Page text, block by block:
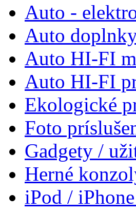
Auto -
Auto
Auto HI-FI
Auto HI-FI
Ekologické
Foto
Gadgety /
Herné
iPod /